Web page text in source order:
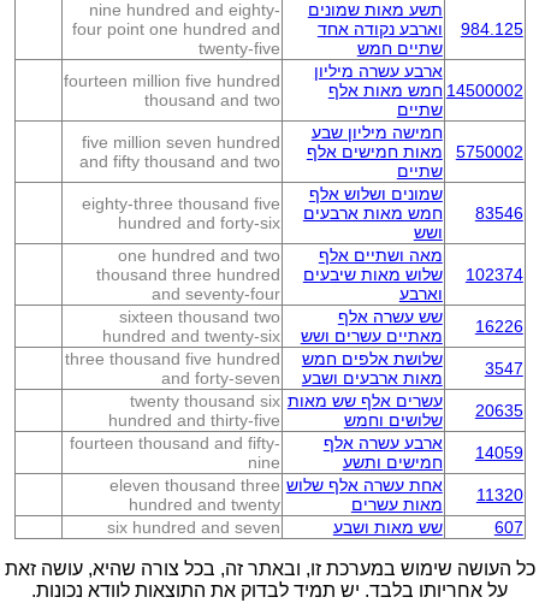
984.125
תשע מאות שמונים
וארבע נקודה אחד
שתיים חמש
nine hundred and eighty-
four point one hundred and
twenty-five
14500002
ארבע עשרה מיליון
חמש מאות אלף
שתיים
fourteen million five hundred
thousand and two
5750002
חמישה מיליון שבע
מאות חמישים אלף
שתיים
five million seven hundred
and fifty thousand and two
83546
שמונים ושלוש אלף
חמש מאות ארבעים
ושש
eighty-three thousand five
hundred and forty-six
102374
מאה ושתיים אלף
שלוש מאות שיבעים
וארבע
one hundred and two
thousand three hundred
and seventy-four
16226
שש עשרה אלף
מאתיים עשרים ושש
sixteen thousand two
hundred and twenty-six
3547
שלושת אלפים חמש
מאות ארבעים ושבע
three thousand five hundred
and forty-seven
20635
עשרים אלף שש מאות
שלושים וחמש
twenty thousand six
hundred and thirty-five
14059
ארבע עשרה אלף
חמישים ותשע
fourteen thousand and fifty-
nine
11320
אחת עשרה אלף שלוש
מאות עשרים
eleven thousand three
hundred and twenty
607
שש מאות ושבע six hundred and seven
כל העושה שימוש במערכת זו, ובאתר זה, בכל צורה שהיא, עושה זאת
על אחריותו בלבד. יש תמיד לבדוק את התוצאות לוודא נכונות.